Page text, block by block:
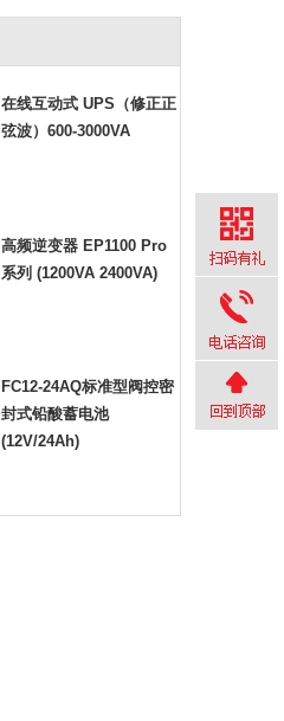
在线互动式 UPS（修正正
弦波）600-3000VA
高频逆变器 EP1100 Pro
系列 (1200VA 2400VA)
FC12-24AQ标准型阀控密
封式铅酸蓄电池
(12V/24Ah)